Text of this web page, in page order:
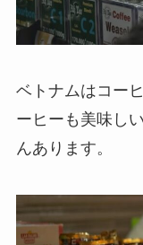
ベトナムはコー
ーヒーも美味し
んあります。